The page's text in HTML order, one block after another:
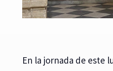
En la jornada de este